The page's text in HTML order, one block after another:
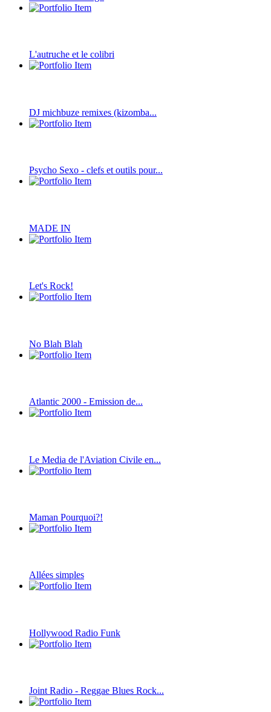
L'autruche et le colibri
DJ michbuze remixes (kizomba...
Psycho Sexo - clefs et outils pour...
MADE IN
Let's Rock!
No Blah Blah
Atlantic 2000 - Emission de...
Le Media de l'Aviation Civile en...
Maman Pourquoi?!
Allées simples
Hollywood Radio Funk
Joint Radio - Reggae Blues Rock...